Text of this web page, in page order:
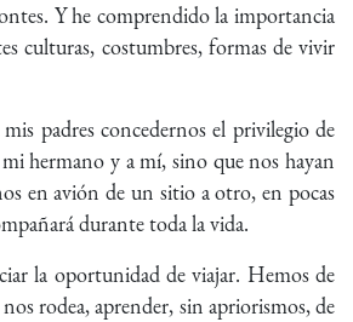
Y he comprendido la importancia
culturas, costumbres, formas de vivir
padres concedernos el privilegio de
hermano y a mí, sino que nos hayan
en avión de un sitio a otro, en pocas
durante toda la vida.
la oportunidad de viajar. Hemos de
rodea, aprender, sin apriorismos, de